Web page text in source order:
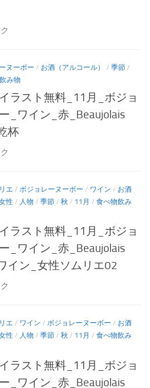
ヌーボー / お酒（アルコール） / 季節 /
み物
ラスト無料_11月_ボジョ
_ワイン_赤_Beaujolais
杯
エ / ボジョレーヌーボー / ワイン / お酒
性 / 人物 / 季節 / 秋 / 11月 / 食べ物飲み
ラスト無料_11月_ボジョ
_ワイン_赤_Beaujolais
イン_女性ソムリエ02
エ / ワイン / ボジョレーヌーボー / お酒
性 / 人物 / 季節 / 秋 / 11月 / 食べ物飲み
ラスト無料_11月_ボジョ
_ワイン_赤_Beaujolais